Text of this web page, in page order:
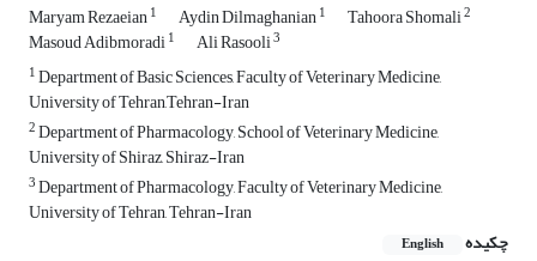
Maryam Rezaeian1 Aydin Dilmaghanian1 Tahoora Shomali2
Masoud Adibmoradi1 Ali Rasooli3
1Department of Basic Sciences, Faculty of Veterinary Medicine,
University of Tehran,Tehran-Iran
2Department of Pharmacology, School of Veterinary Medicine,
University of Shiraz, Shiraz-Iran
3Department of Pharmacology, Faculty of Veterinary Medicine,
University of Tehran, Tehran-Iran
چکیده
English